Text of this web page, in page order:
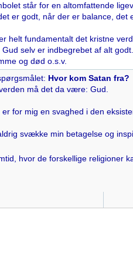
står for en altomfattende
er godt, når der er balance, det
helt fundamentalt det kristne
Gud selv er indbegrebet af alt
og død o.s.v.
Hvor kom Satan fra?
må det da være: Gud.
for mig en svaghed i den
svække min betagelse og
hvor de forskellige religioner